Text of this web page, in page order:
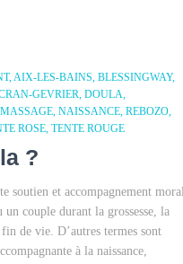
AIX-LES-BAINS BLESSINGWAY
GEVRIER DOULA
MASSAGE NAISSANCE REBOZO
ROSE TENTE ROUGE
?
soutien et accompagnement moral
un couple durant la grossesse, la
de vie. D’autres termes sont
à la naissance,